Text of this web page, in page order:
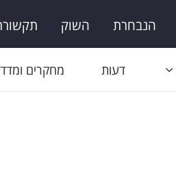
הנבחרת השוק
דעות מחקרים